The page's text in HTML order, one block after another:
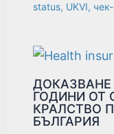
status, UKVI,
ДОКАЗВАНЕ
ГОДИНИ ОТ
КРАЛСТВО
БЪЛГАРИЯ